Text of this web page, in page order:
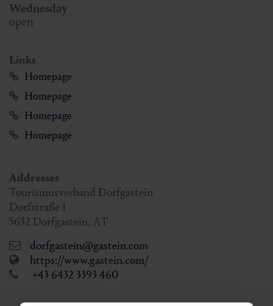
Wednesday
open
Links
Homepage
Homepage
Homepage
Homepage
Addresses
Tourismusverband Dorfgastein
Dorfstraße 1
5632 Dorfgastein, AT
dorfgastein@gastein.com
https://www.gastein.com/
+43 6432 3393 460